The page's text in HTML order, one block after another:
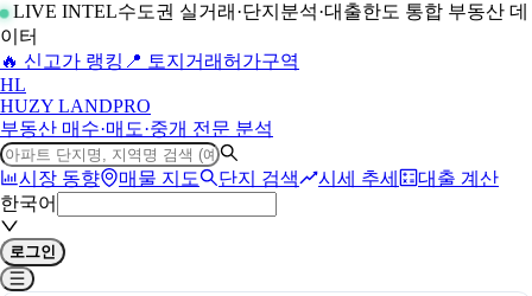
LIVE INTEL수도권 실거래·단지분석·대출한도 통합 부동산 데
이터
🔥 신고가 랭킹 📍 토지거래허가구역
HL
HUZY LANDPRO
부동산 매수·매도·중개 전문 분석
시장 동향 매물 지도 단지 검색 시세 추세
대출 계산
한국어
로그인